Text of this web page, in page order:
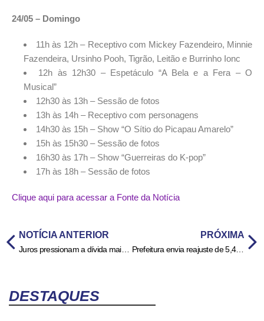
24/05 – Domingo
11h às 12h – Receptivo com Mickey Fazendeiro, Minnie
Fazendeira, Ursinho Pooh, Tigrão, Leitão e Burrinho Ionc
12h às 12h30 – Espetáculo “A Bela e a Fera – O
Musical”
12h30 às 13h – Sessão de fotos
13h às 14h – Receptivo com personagens
14h30 às 15h – Show “O Sítio do Picapau Amarelo”
15h às 15h30 – Sessão de fotos
16h30 às 17h – Show “Guerreiras do K-pop”
17h às 18h – Sessão de fotos
Clique aqui para acessar a Fonte da Notícia
NOTÍCIA ANTERIOR
Juros pressionam a dívida mais que gastos públicos, dizem economistas
PRÓXIMA
Prefeitura envia reajuste de 5,4% para Educação à Câmara um dia antes de paralisação
DESTAQUES